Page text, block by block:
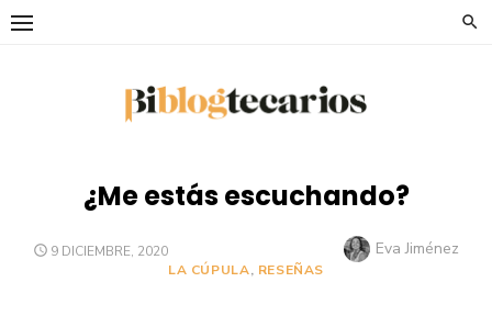
Saltar
¿Me estás escuchando?
PUBLICADO
9 DICIEMBRE, 2020 Autor
Eva Jiménez
LA CÚPULA, RESEÑAS